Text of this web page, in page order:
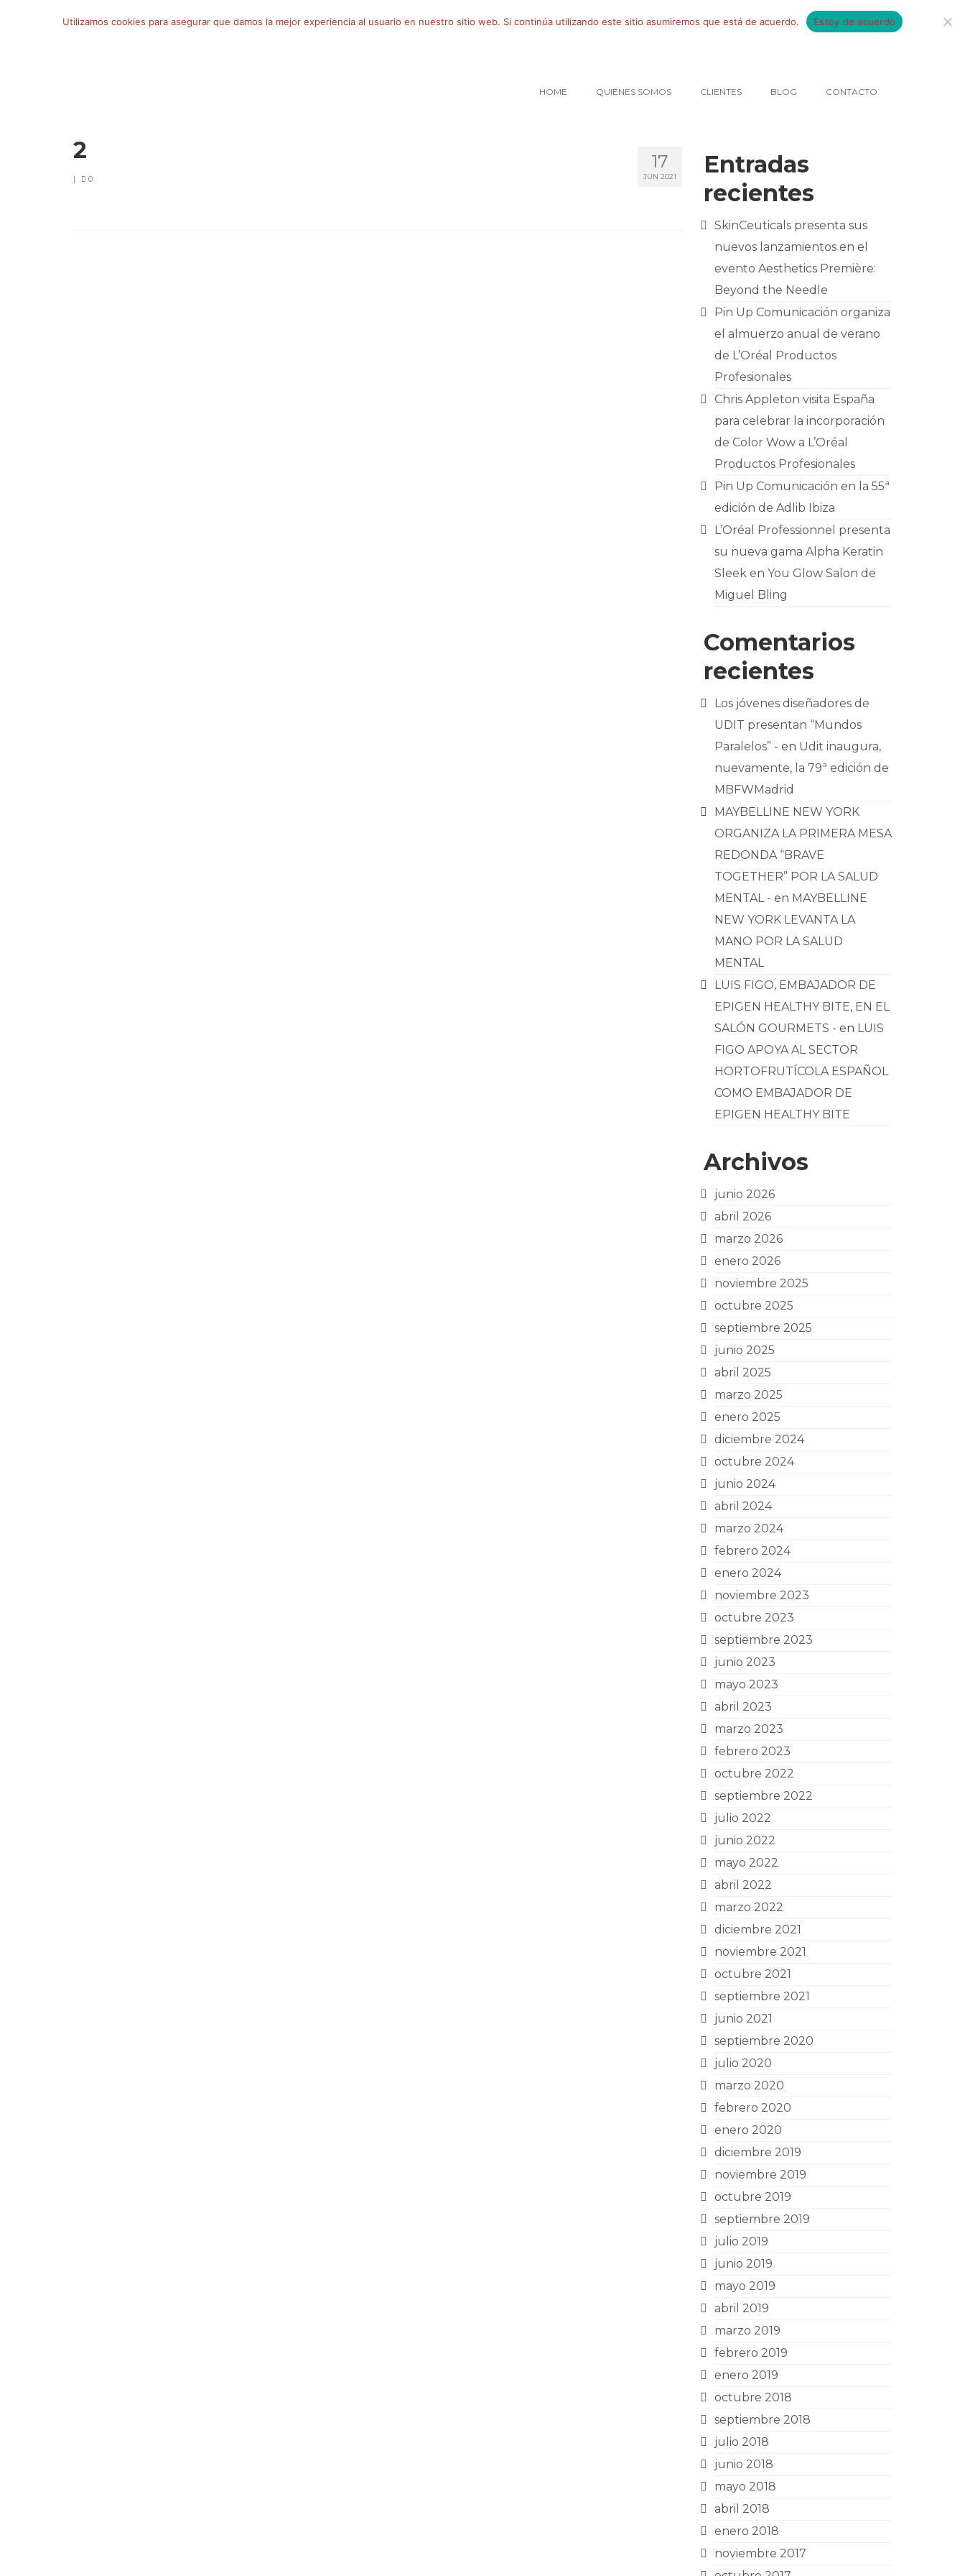
por:
HOME QUIÉNES SOMOS CLIENTES BLOG CONTACTO
17
JUN 2021
2
| 0
Entradas
recientes
SkinCeuticals presenta sus
nuevos lanzamientos en el
evento Aesthetics Première:
Beyond the Needle
Pin Up Comunicación organiza
el almuerzo anual de verano
de L’Oréal Productos
Profesionales
Chris Appleton visita España
para celebrar la incorporación
de Color Wow a L’Oréal
Productos Profesionales
Pin Up Comunicación en la 55ª
edición de Adlib Ibiza
L’Oréal Professionnel presenta
su nueva gama Alpha Keratin
Sleek en You Glow Salon de
Miguel Bling
Comentarios
recientes
Los jóvenes diseñadores de
UDIT presentan “Mundos
Paralelos” - en Udit inaugura,
nuevamente, la 79ª edición de
MBFWMadrid
MAYBELLINE NEW YORK
ORGANIZA LA PRIMERA MESA
REDONDA “BRAVE
TOGETHER” POR LA SALUD
MENTAL - en MAYBELLINE
NEW YORK LEVANTA LA
MANO POR LA SALUD
MENTAL
LUIS FIGO, EMBAJADOR DE
EPIGEN HEALTHY BITE, EN EL
SALÓN GOURMETS - en LUIS
FIGO APOYA AL SECTOR
HORTOFRUTÍCOLA ESPAÑOL
COMO EMBAJADOR DE
EPIGEN HEALTHY BITE
Archivos
junio 2026
abril 2026
marzo 2026
enero 2026
noviembre 2025
octubre 2025
septiembre 2025
junio 2025
abril 2025
marzo 2025
enero 2025
diciembre 2024
octubre 2024
junio 2024
abril 2024
marzo 2024
febrero 2024
enero 2024
noviembre 2023
octubre 2023
septiembre 2023
junio 2023
mayo 2023
abril 2023
marzo 2023
febrero 2023
octubre 2022
septiembre 2022
julio 2022
junio 2022
mayo 2022
abril 2022
marzo 2022
diciembre 2021
noviembre 2021
octubre 2021
septiembre 2021
junio 2021
septiembre 2020
julio 2020
marzo 2020
febrero 2020
enero 2020
diciembre 2019
noviembre 2019
octubre 2019
septiembre 2019
julio 2019
junio 2019
mayo 2019
abril 2019
marzo 2019
febrero 2019
enero 2019
octubre 2018
septiembre 2018
julio 2018
junio 2018
mayo 2018
abril 2018
enero 2018
noviembre 2017
Utilizamos cookies para asegurar que damos la mejor experiencia al usuario en nuestro sitio web. Si continúa utilizando este sitio asumiremos que está de acuerdo. Estoy de acuerdo